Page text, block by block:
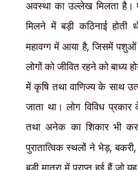
अवस्था का उल्लेख मिलता है।
मिलने में बड़ी कठिनाई
महावग्ग में आया है,जिसमें पशुओं
लोगों को जीवित रहने को बाध्य
में कृषि तथा वाणिज्य के साथ
जाता था। लोग विविध
तथा अनेक का शिकार भी
पुरातात्विक स्थलों ने भेड़,बकरी